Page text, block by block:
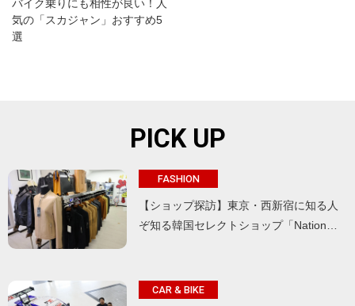
バイク乗りにも相性が良い！人
気の「スカジャン」おすすめ5
選
PICK UP
FASHION
【ショップ探訪】東京・西新宿に知る人
ぞ知る韓国セレクトショップ「Nation…
CAR & BIKE